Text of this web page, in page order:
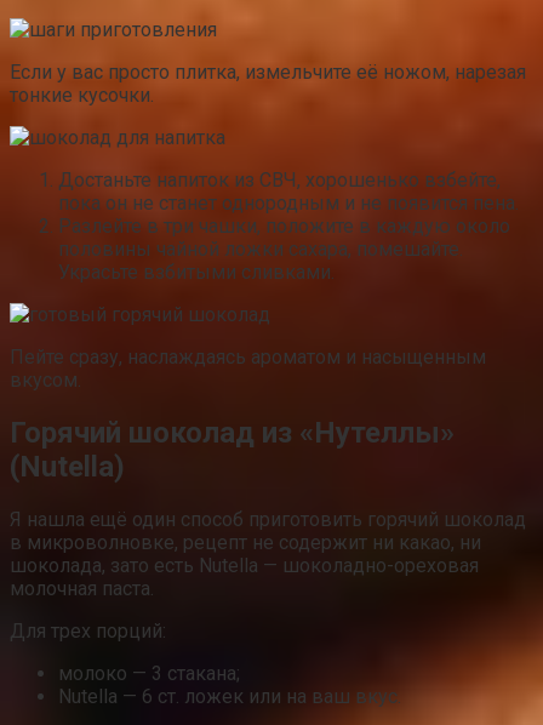
Если у вас просто плитка, измельчите её ножом, нарезая
тонкие кусочки.
Достаньте напиток из СВЧ, хорошенько взбейте,
пока он не станет однородным и не появится пена.
Разлейте в три чашки, положите в каждую около
половины чайной ложки сахара, помешайте.
Украсьте взбитыми сливками.
Пейте сразу, наслаждаясь ароматом и насыщенным
вкусом.
Горячий шоколад из «Нутеллы»
(Nutella)
Я нашла ещё один способ приготовить горячий шоколад
в микроволновке, рецепт не содержит ни какао, ни
шоколада, зато есть Nutella — шоколадно-ореховая
молочная паста.
Для трех порций:
молоко — 3 стакана;
Nutella — 6 ст. ложек или на ваш вкус.